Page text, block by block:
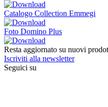
Catalogo Collection Emmegi
Foto Domino Plus
Resta aggiornato su nuovi
Iscriviti alla newsletter
Seguici su